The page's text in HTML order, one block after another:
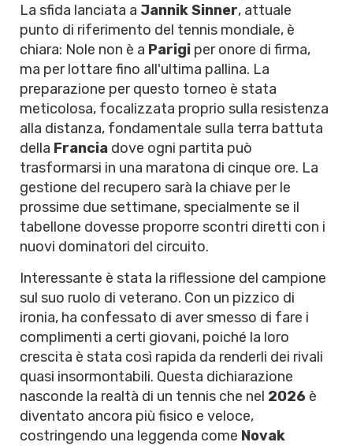
La sfida lanciata a Jannik Sinner, attuale
punto di riferimento del tennis mondiale, è
chiara: Nole non è a Parigi per onore di firma,
ma per lottare fino all'ultima pallina. La
preparazione per questo torneo è stata
meticolosa, focalizzata proprio sulla resistenza
alla distanza, fondamentale sulla terra battuta
della Francia dove ogni partita può
trasformarsi in una maratona di cinque ore. La
gestione del recupero sarà la chiave per le
prossime due settimane, specialmente se il
tabellone dovesse proporre scontri diretti con i
nuovi dominatori del circuito.
Interessante è stata la riflessione del campione
sul suo ruolo di veterano. Con un pizzico di
ironia, ha confessato di aver smesso di fare i
complimenti a certi giovani, poiché la loro
crescita è stata così rapida da renderli dei rivali
quasi insormontabili. Questa dichiarazione
nasconde la realtà di un tennis che nel 2026 è
diventato ancora più fisico e veloce,
costringendo una leggenda come Novak